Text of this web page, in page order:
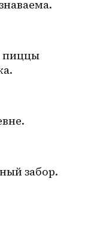
пиццы
забор.